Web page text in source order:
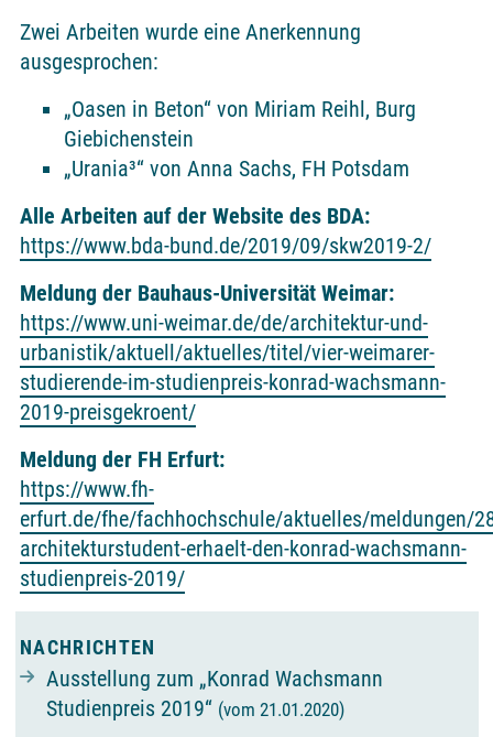
Zwei Arbeiten wurde eine Anerkennung
ausgesprochen:
„Oasen in Beton“ von Miriam Reihl, Burg
Giebichenstein
„Urania³“ von Anna Sachs, FH Potsdam
Alle Arbeiten auf der Website des BDA:
https://www.bda-bund.de/2019/09/skw2019-2/
Meldung der Bauhaus-Universität Weimar:
https://www.uni-weimar.de/de/architektur-und-
urbanistik/aktuell/aktuelles/titel/vier-weimarer-
studierende-im-studienpreis-konrad-wachsmann-
2019-preisgekroent/
Meldung der FH Erfurt:
https://www.fh-
erfurt.de/fhe/fachhochschule/aktuelles/meldungen/
architekturstudent-erhaelt-den-konrad-wachsmann-
studienpreis-2019/
NACHRICHTEN
Ausstellung zum „Konrad Wachsmann
Studienpreis 2019“ (vom 21.01.2020)